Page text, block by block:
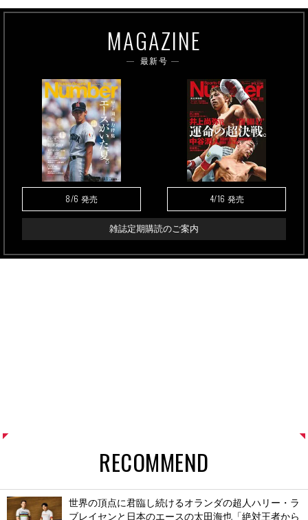
MAGAZINE
最新号
8/6 発売 4/16 発売
雑誌定期購読のご案内
RECOMMEND
世界の頂点に君臨し続けるオランダの超人ハリー・ラ
ブレイセンと日本のエースの太田海也「絶対王者から